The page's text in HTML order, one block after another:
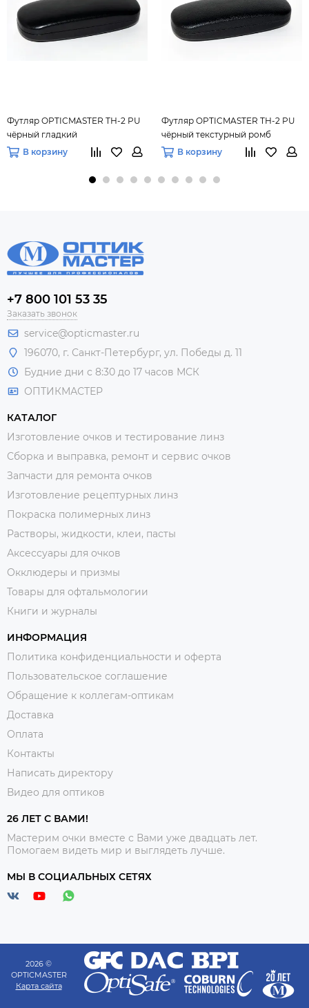
Футляр OPTICMASTER ТН-2 PU
чёрный гладкий
В корзину
Футляр OPTICMASTER ТН-2 PU
чёрный текстурный ромб
В корзину
+7 800 101 53 35
Заказать звонок
service@opticmaster.ru
196070, г. Санкт-Петербург, ул. Победы д. 11
Будние дни с 8:30 до 17 часов МСК
ОПТИКМАСТЕР
КАТАЛОГ
Изготовление очков и тестирование линз
Сборка и выправка, ремонт и сервис очков
Запчасти для ремонта очков
Изготовление рецептурных линз
Покраска полимерных линз
Растворы, жидкости, клеи, пасты
Аксессуары для очков
Окклюдеры и призмы
Товары для офтальмологии
Книги и журналы
ИНФОРМАЦИЯ
Политика конфиденциальности и оферта
Пользовательское соглашение
Обращение к коллегам-оптикам
Доставка
Оплата
Контакты
Написать директору
Видео для оптиков
26 ЛЕТ С ВАМИ!
Мастерим очки вместе с Вами уже двадцать лет.
Помогаем видеть мир и выглядеть лучше.
МЫ В СОЦИАЛЬНЫХ СЕТЯХ
2026 ©
OPTICMASTER
Карта сайта